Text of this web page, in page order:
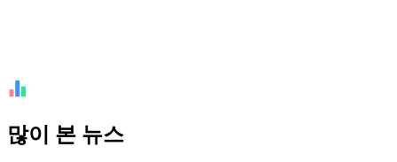
많이 본 뉴스